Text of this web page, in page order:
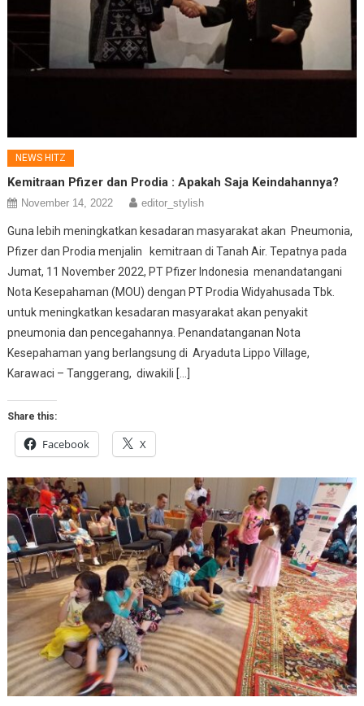
NEWS HITZ
Kemitraan Pfizer dan Prodia : Apakah Saja Keindahannya?
November 14, 2022 editor_stylish
Guna lebih meningkatkan kesadaran masyarakat akan Pneumonia,
Pfizer dan Prodia menjalin kemitraan di Tanah Air. Tepatnya pada
Jumat, 11 November 2022, PT Pfizer Indonesia menandatangani
Nota Kesepahaman (MOU) dengan PT Prodia Widyahusada Tbk.
untuk meningkatkan kesadaran masyarakat akan penyakit
pneumonia dan pencegahannya. Penandatanganan Nota
Kesepahaman yang berlangsung di Aryaduta Lippo Village,
Karawaci – Tanggerang, diwakili […]
Share this:
Facebook X